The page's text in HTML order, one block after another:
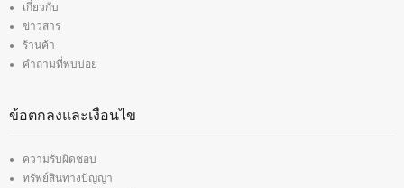
เกี่ยวกับ
ข่าวสาร
ร้านค้า
คำถามที่พบบ่อย
ข้อตกลงและเงื่อนไข
ความรับผิดชอบ
ทรัพย์สินทางปัญญา